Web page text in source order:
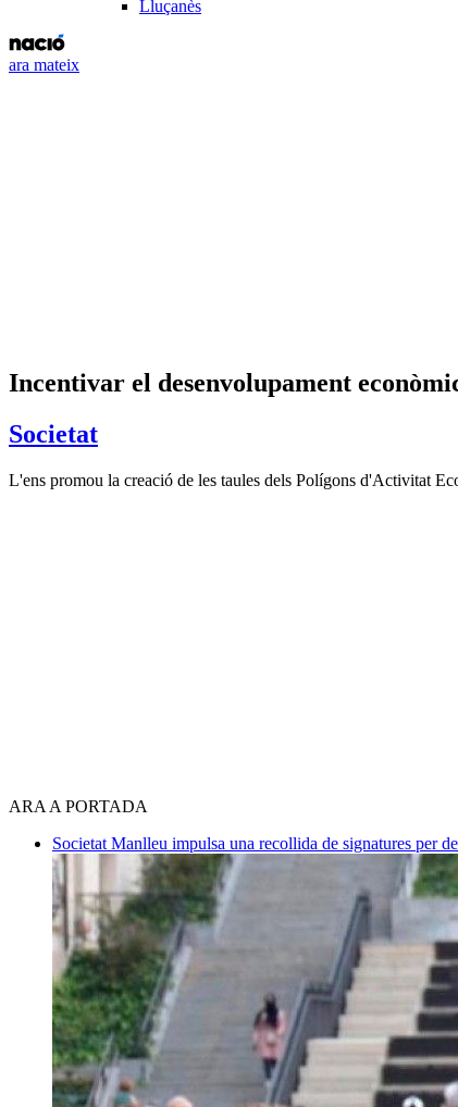
Lluçanès
ara mateix
​Incentivar el desenvolupament
Societat
L'ens promou la creació de les taules dels Polígons d'Activitat
ARA A PORTADA
Societat Manlleu impulsa una recollida de signatures per